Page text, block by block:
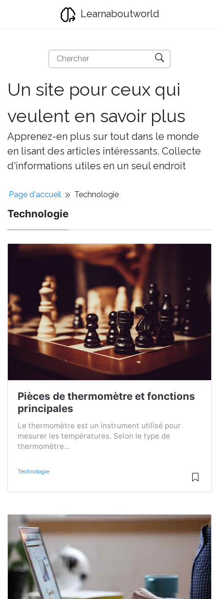
Learnaboutworld
Un site pour ceux qui
veulent en savoir plus
Apprenez-en plus sur tout dans le monde
en lisant des articles intéressants. Collecte
d'informations utiles en un seul endroit
Page d'accueil Technologie
Technologie
Pièces de thermomètre et fonctions
principales
Le thermomètre est un instrument utilisé pour
mesurer les températures. Selon le type de
thermomètre...
Technologie